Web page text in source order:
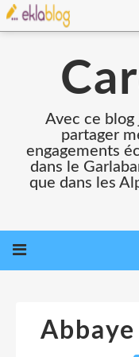
Avec ce blog
partager
engagements
dans le
que dans les